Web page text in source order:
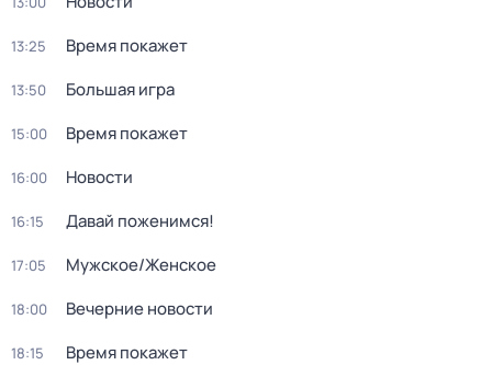
13:25 Время покажет
13:50 Большая игра
15:00 Время покажет
16:00 Новости
16:15 Давай поженимся!
17:05 Мужское/Женское
18:00 Вечерние новости
18:15 Время покажет